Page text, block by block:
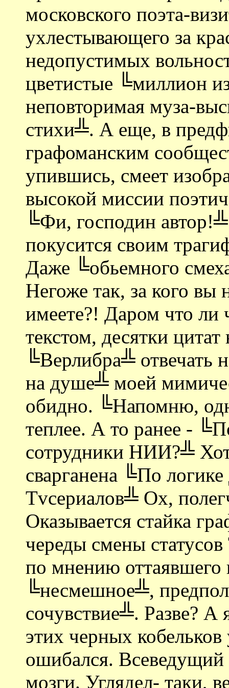
московского поэта-
ухлестывающего за
недопустимых
цветистые ╚миллион
неповторимая муза-
стихи╩. А еще, в
графоманским
упившись, смеет
высокой миссии
╚Фи, господин
покусится своим
Даже ╚обьемного
Негоже так, за кого
имеете?! Даром что ли
текстом, десятки цитат
╚Верлибра╩ отвечать
на душе╩ моей
обидно. ╚Напомню,
теплее. А то ранее -
сотрудники НИИ?╩
сварганена ╚По
Tvсериалов╩ Ох,
Оказывается стайка
череды смены
по мнению
╚несмешное╩,
сочувствие╩. Разве?
этих черных
ошибался.
мозги. Углядел- таки,